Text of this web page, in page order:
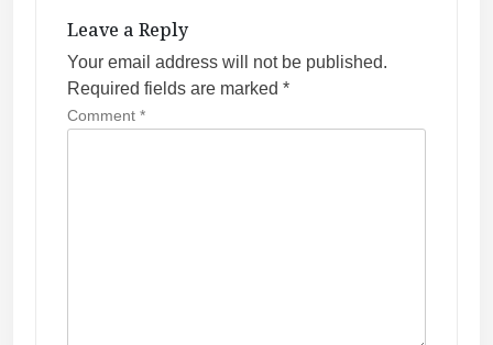
Leave a Reply
Your email address will not be published.
Required fields are marked *
Comment *